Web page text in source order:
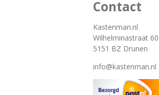
Contact
Kastenman.nl
Wilhelminastraat 60
5151 BZ Drunen
info@kastenman.nl